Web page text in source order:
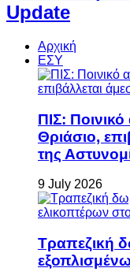
Update
Αρχική
ΕΣΥ
ΠΙΣ:
Θριάσιο,
της
9 July 2026
Τραπεζική